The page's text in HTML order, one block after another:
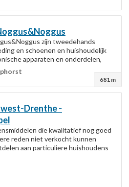
zijn tweedehands
en schoenen en huishoudelijk
apparaten en onderdelen,
681 m
Drenthe -
die kwalitatief nog goed
reden niet verkocht kunnen
aan particuliere huishoudens